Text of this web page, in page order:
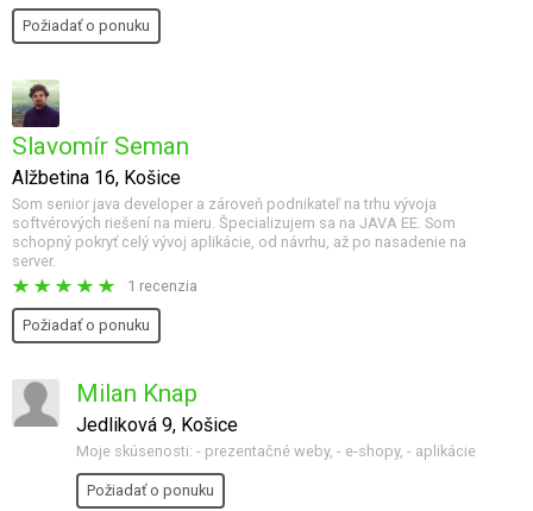
Požiadať o ponuku
Slavomír Seman
Alžbetina 16, Košice
Som senior java developer a zároveň podnikateľ na trhu vývoja
softvérových riešení na mieru. Špecializujem sa na JAVA EE. Som
schopný pokryť celý vývoj aplikácie, od návrhu, až po nasadenie na
server.
1 recenzia
Požiadať o ponuku
Milan Knap
Jedliková 9, Košice
Moje skúsenosti: - prezentačné weby, - e-shopy, - aplikácie
Požiadať o ponuku